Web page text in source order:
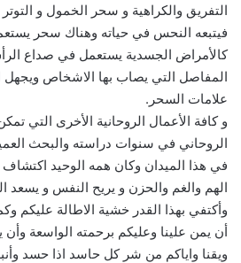
التفريق والكراهية و سحر الخمول و
فيتبعه النحس في حياته وهناك سحر
كالأمراض الجسدية يستعمل في صداع
المفاصل التي يصاب بها الاشخاص ويجهل
علامات السحر.
و كافة الأعمال الروحانية الأخرى التي
الروحاني في سنوات دراسته والبحث
في هذا الميدان وكان همه الوحيد
الهم والغم والحزن و يريح النفس و يسعد
وأكتفي بهذا القدر خشية الاطالة عليكم
أن يمن علينا وعليكم برحمته الواسعة وأن
ويقنا واياكم من شر كل حاسد اذا حسد